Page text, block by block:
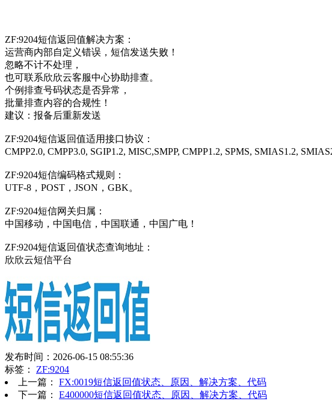
ZF:9204短信返回值解决方案：
运营商内部自定义错误，短信发送失败！
忽略不计不处理，
也可联系欣欣云客服中心协助排查。
个例排查号码状态是否异常，
批量排查内容的合规性！
建议：报备后重新发送
ZF:9204短信返回值适用接口协议：
CMPP2.0, CMPP3.0, SGIP1.2, MISC,SMPP, CMPP1.2, SPMS, SMIAS1.2,
ZF:9204短信编码格式规则：
UTF-8，POST，JSON，GBK。
ZF:9204短信网关归属：
中国移动，中国电信，中国联通，中国广电！
ZF:9204短信返回值状态查询地址：
欣欣云短信平台
发布时间：2026-06-15 08:55:36
标签： ZF:9204
上一篇： FX:0019短信返回值状态、原因、解决方案、代码
下一篇： E400000短信返回值状态、原因、解决方案、代码